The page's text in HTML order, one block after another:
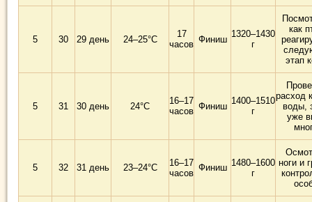
5 30 29 день 24–25°C
17
часов Финиш
1320–1430
г
как
этап
5 31 30 день 24°C
16–17
часов Финиш
1400–1510
г
расход
воды,
уже
5 32 31 день 23–24°C
16–17
часов
Финиш 1480–1600
г
ноги и